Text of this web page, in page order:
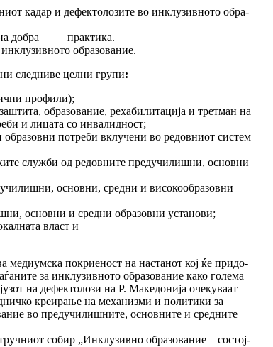
ка­дар и дефектолозите во инклузивното обра­
на добра пра­ктика.
образование.
след­ниве целни групи:
пр­офили);
образование, рехабилитација и трет­ман на
и лицата со инвалидност;
потреби вклучени во редовниот сис­тем
служ­би од редовните предучилишни, ос­нов­ни
основни, средни и ви­со­ко­об­ра­зов­ни
ос­нов­ни и средни образовни установи;
власт и
ме­ди­ум­ска покриеност на настанот кој ќе при­до­
за ин­клузивното образование како го­ле­ма
на де­фек­то­лози на Р. Македонија оче­ку­ваат
креирање на механизми и по­ли­тики за
во предучилишните, ос­новните и средните
собир „Инклузивно образование – сос­тој­